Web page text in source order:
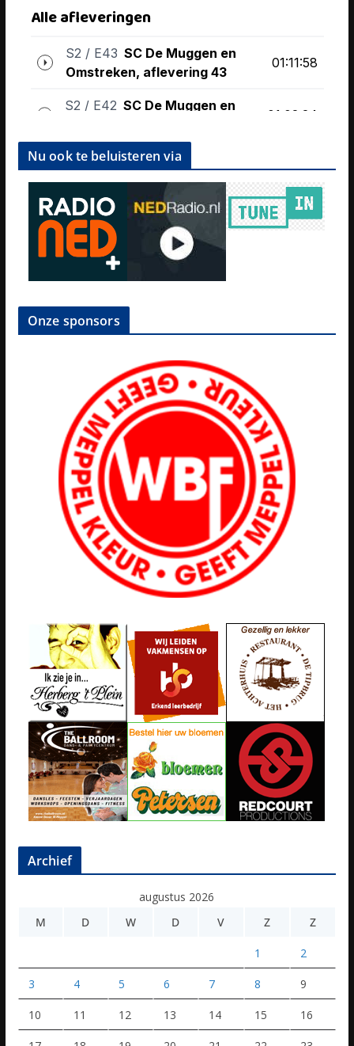
Nu ook te beluisteren via
Onze sponsors
Archief
augustus 2026
M
D W D V Z Z
1 2
3 4 5 6 7 8 9
10 11 12 13 14 15 16